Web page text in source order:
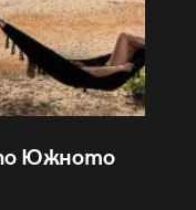
Южното